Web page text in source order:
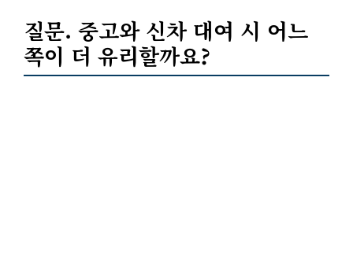
질문. 중고와 신차 대여 시 어느
쪽이 더 유리할까요?